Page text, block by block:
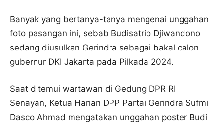
Banyak yang bertanya-tanya mengenai unggahan
foto pasangan ini, sebab Budisatrio Djiwandono
sedang diusulkan Gerindra sebagai bakal calon
gubernur DKI Jakarta pada Pilkada 2024.
Saat ditemui wartawan di Gedung DPR RI
Senayan, Ketua Harian DPP Partai Gerindra Sufmi
Dasco Ahmad mengatakan unggahan poster Budi